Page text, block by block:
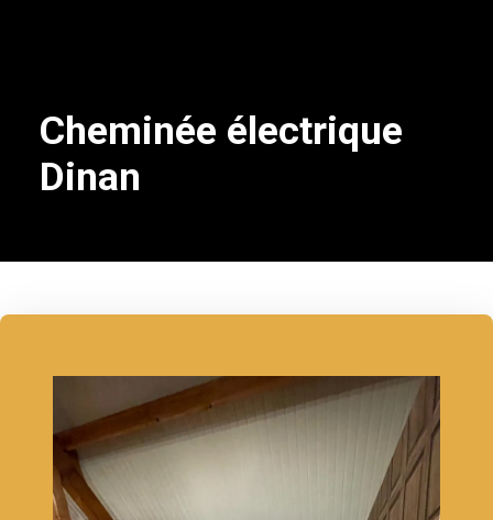
Cheminée électrique
Dinan